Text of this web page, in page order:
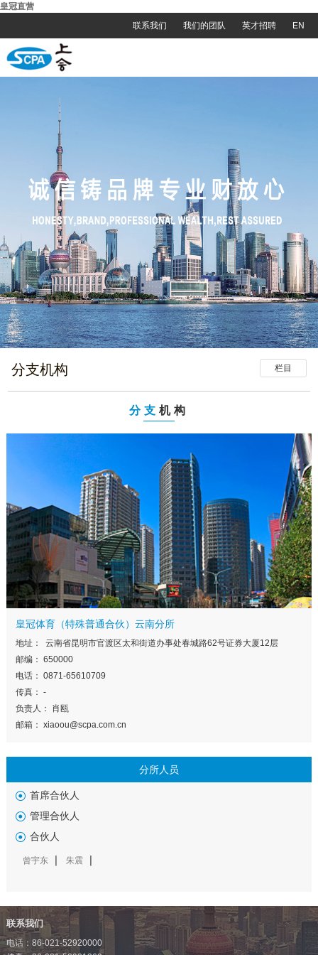
皇冠直营
联系我们
我们的团队 英才招聘 EN
栏目
分支机构
分支 机构
皇冠体育（特殊普通合伙）云南分所
地址： 云南省昆明市官渡区太和街道办事处春城路62号证券大厦12层
邮编： 650000
电话： 0871-65610709
传真： -
负责人： 肖瓯
邮箱： xiaoou@scpa.com.cn
分所人员
首席合伙人
管理合伙人
合伙人
曾宇东 朱震
联系我们
电话：86-021-52920000